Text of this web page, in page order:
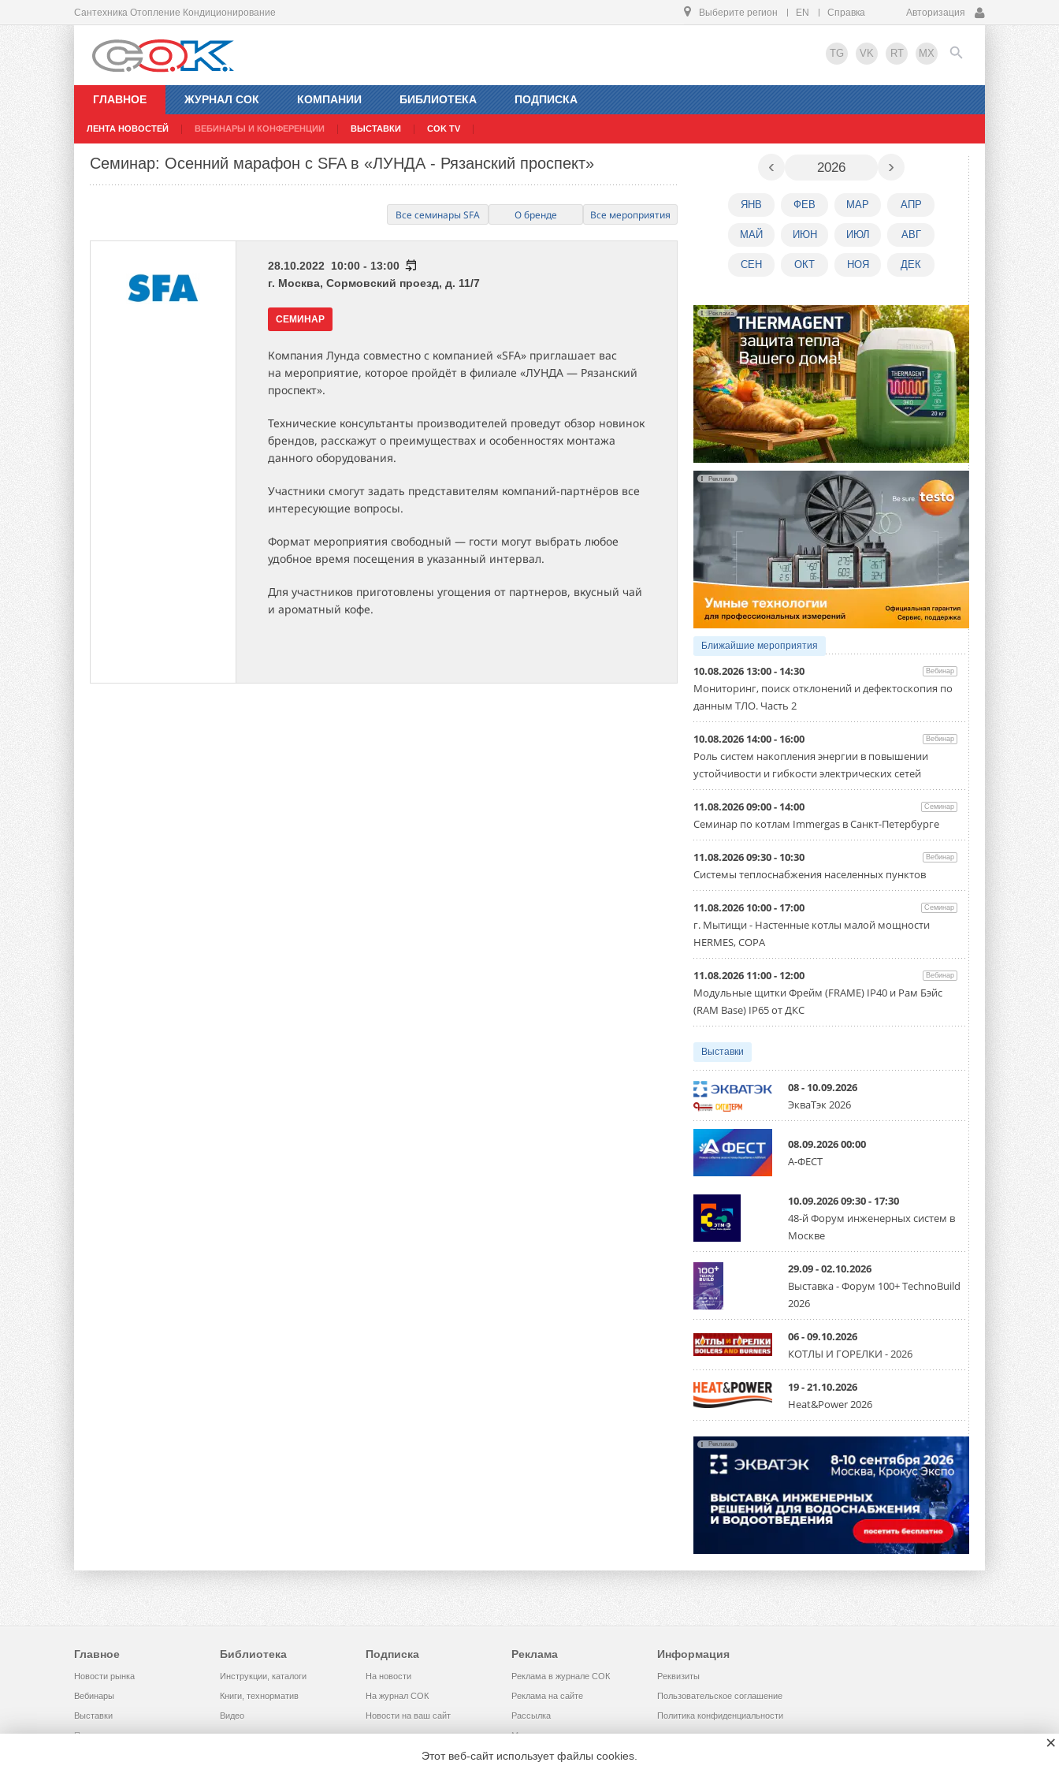
Сантехника Отопление Кондиционирование Выберите регион EN Справка Авторизация
TG VK RT MX
ГЛАВНОЕ
ЛЕНТА НОВОСТЕЙ ВЕБИНАРЫ И КОНФЕРЕНЦИИ ВЫСТАВКИ COK TV
ЖУРНАЛ СОК КОМПАНИИ БИБЛИОТЕКА ПОДПИСКА
EN
Семинар: Осенний марафон с SFA в «ЛУНДА - Рязанский проспект»
Все семинары SFA О бренде Все мероприятия
28.10.2022 10:00 - 13:00
г. Москва, Сормовский проезд, д. 11/7
СЕМИНАР
Компания Лунда совместно с компанией «SFA» приглашает вас
на мероприятие, которое пройдёт в филиале «ЛУНДА — Рязанский
проспект».
Технические консультанты производителей проведут обзор новинок
брендов, расскажут о преимуществах и особенностях монтажа
данного оборудования.
Участники смогут задать представителям компаний-партнёров все
интересующие вопросы.
Формат мероприятия свободный — гости могут выбрать любое
удобное время посещения в указанный интервал.
Для участников приготовлены угощения от партнеров, вкусный чай
и ароматный кофе.
‹ 2026 ›
ЯНВ ФЕВ МАР АПР
МАЙ ИЮН ИЮЛ АВГ
СЕН ОКТ НОЯ ДЕК
Реклама
Реклама
Ближайшие мероприятия
10.08.2026 13:00 - 14:30 Вебинар
Мониторинг, поиск отклонений и дефектоскопия по
данным ТЛО. Часть 2
10.08.2026 14:00 - 16:00 Вебинар
Роль систем накопления энергии в повышении
устойчивости и гибкости электрических сетей
11.08.2026 09:00 - 14:00 Семинар
Семинар по котлам Immergas в Санкт-Петербурге
11.08.2026 09:30 - 10:30 Вебинар
Системы теплоснабжения населенных пунктов
11.08.2026 10:00 - 17:00 Семинар
г. Мытищи - Настенные котлы малой мощности
HERMES, COPA
11.08.2026 11:00 - 12:00 Вебинар
Модульные щитки Фрейм (FRAME) IP40 и Рам Бэйс
(RAM Base) IP65 от ДКС
Выставки
08 - 10.09.2026
ЭкваТэк 2026
08.09.2026 00:00
А-ФЕСТ
10.09.2026 09:30 - 17:30
48-й Форум инженерных систем в
Москве
29.09 - 02.10.2026
Выставка - Форум 100+ TechnoBuild
2026
06 - 09.10.2026
КОТЛЫ И ГОРЕЛКИ - 2026
19 - 21.10.2026
Heat&Power 2026
Реклама
Главное
Новости рынка
Вебинары
Выставки
Помощь
Библиотека
Инструкции, каталоги
Книги, технорматив
Видео
Подписка
На новости
На журнал СОК
Новости на ваш сайт
Реклама
Реклама в журнале СОК
Реклама на сайте
Рассылка
Медиакит
Информация
Реквизиты
Пользовательское соглашение
Политика конфиденциальности
Этот веб-сайт использует файлы cookies.
×